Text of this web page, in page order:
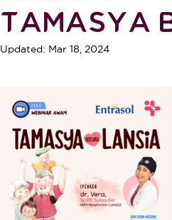
TAMASYA
Updated: Mar 18, 2024